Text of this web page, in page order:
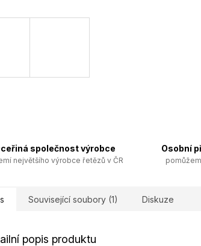
společnost výrobce
největšího výrobce řetězů v ČR
Osobní
Související soubory (1) Diskuze
popis produktu